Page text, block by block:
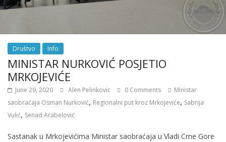
Društvo Info
MINISTAR NURKOVIĆ POSJETIO
MRKOJEVIĆE
June 29, 2020 Alen Pelinkovic 0 Comments
Ministar
saobraćaja Osman Nurković, Regionalni put kroz Mrkojeviće, Sabrija
Vulić, Senad Arabelović
Sastanak u Mrkojevićima Ministar saobraćaja u Vladi Crne Gore